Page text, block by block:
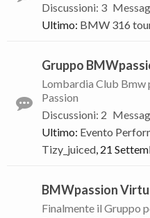
Discussioni: 3
Ultimo: BMW 316
Gruppo
Lombardia Club
Passion
Discussioni: 2
Ultimo: Evento
Tizy_juiced, 21
BMWpassion
Finalmente il Gruppo